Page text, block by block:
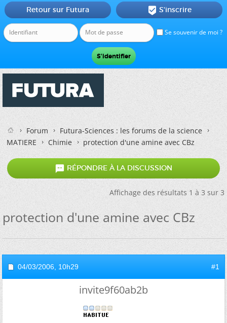
Se souvenir de moi ?
Retour sur Futura  S'inscrire
Forum
Futura-Sciences : les forums de la science
MATIERE
Chimie protection d'une amine avec CBz
 RÉPONDRE À LA DISCUSSION
Affichage des résultats 1 à 3 sur 3
protection d'une amine avec CBz
04/03/2006, 10h29 #1
invite9f60ab2b